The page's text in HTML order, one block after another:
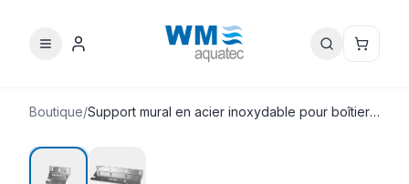
Boutique/Support mural en acier inoxydable pour boîtier